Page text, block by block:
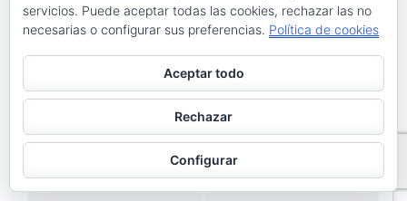
servicios. Puede aceptar todas las cookies, rechazar las no
necesarias o configurar sus preferencias. Política de cookies
Aceptar todo
Rechazar
Configurar